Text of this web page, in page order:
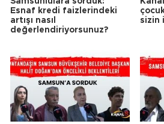
Esnaf kredi faizlerindeki
artışı nasıl
değerlendiriyorsunuz?
sizin